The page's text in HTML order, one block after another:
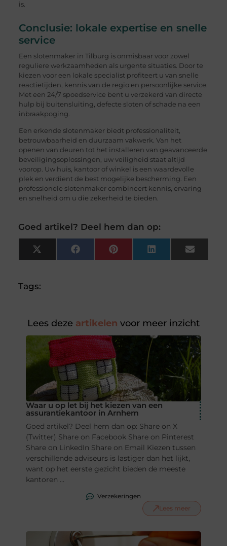
is.
Conclusie: lokale expertise en snelle
service
Een slotenmaker in Tilburg is onmisbaar voor zowel
reguliere werkzaamheden als urgente situaties. Door te
kiezen voor een lokale specialist profiteert u van snelle
reactietijden, kennis van de regio en persoonlijke service.
Met een 24/7 spoedservice bent u verzekerd van directe
hulp bij buitensluiting, defecte sloten of schade na een
inbraakpoging.
Een erkende slotenmaker biedt professionaliteit,
betrouwbaarheid en duurzaam vakwerk. Van het
openen van deuren tot het installeren van geavanceerde
beveiligingsoplossingen, uw veiligheid staat altijd
voorop. Uw huis, kantoor of winkel is een waardevolle
plek en verdient de best mogelijke bescherming. Een
professionele slotenmaker combineert kennis, ervaring
en snelheid om u die zekerheid te bieden.
Goed artikel? Deel hem dan op:
X
(Twitter)
FacebookPinterest LinkedIn Email
Tags:
Lees deze artikelen voor meer inzicht
Waar u op let bij het kiezen van een
assurantiekantoor in Arnhem
Goed artikel? Deel hem dan op: Share on X
(Twitter) Share on Facebook Share on Pinterest
Share on LinkedIn Share on Email Kiezen tussen
verschillende adviseurs is lastiger dan het lijkt,
want op het eerste gezicht bieden de meeste
kantoren ...
Verzekeringen
Lees meer